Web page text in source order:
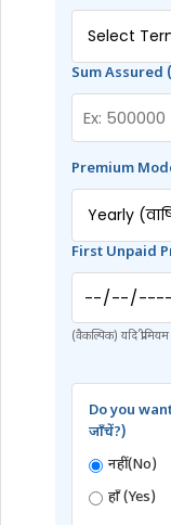
Sum Assured
Premium
First Unpaid
(वैकल्पिक) यदि
Do you
जाँचें?)
नहीं (No)
हाँ (Yes)